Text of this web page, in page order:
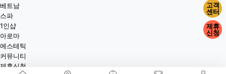
베트남
스파
1인샵
아로마
에스테틱
커뮤니티
제휴신청
고객
센터
제휴
신청